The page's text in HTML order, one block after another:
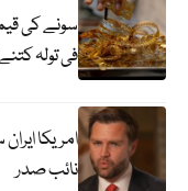
سونے کی
فی تولہ
امریکا
نائب صدر